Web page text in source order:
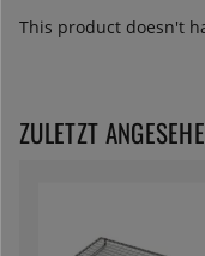
This product doesn't
ZULETZT